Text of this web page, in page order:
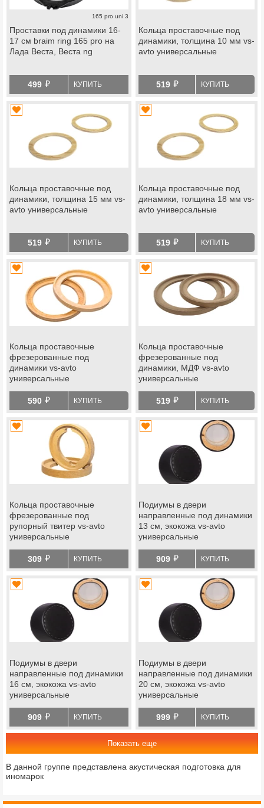
165 pro uni 3
Проставки под динамики 16-
17 см braim ring 165 pro на
Лада Веста, Веста ng
499 й КУПИТЬ
Кольца проставочные под
динамики, толщина 10 мм vs-
avto универсальные
519 й КУПИТЬ
Кольца проставочные под
динамики, толщина 15 мм vs-
avto универсальные
519 й КУПИТЬ
Кольца проставочные под
динамики, толщина 18 мм vs-
avto универсальные
519 й КУПИТЬ
Кольца проставочные
фрезерованные под
динамики vs-avto
универсальные
590 й КУПИТЬ
Кольца проставочные
фрезерованные под
динамики, МДФ vs-avto
универсальные
519 й КУПИТЬ
Кольца проставочные
фрезерованные под
рупорный твитер vs-avto
универсальные
309 й КУПИТЬ
Подиумы в двери
направленные под динамики
13 см, экокожа vs-avto
универсальные
909 й КУПИТЬ
Подиумы в двери
направленные под динамики
16 см, экокожа vs-avto
универсальные
909 й КУПИТЬ
Подиумы в двери
направленные под динамики
20 см, экокожа vs-avto
универсальные
999 й КУПИТЬ
Показать еще
В данной группе представлена акустическая подготовка для
иномарок